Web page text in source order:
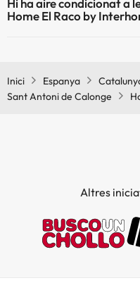
Hi ha aire condicionat a
Home El Raco by
Inici
Espanya
Sant Antoni de Calonge
Altres